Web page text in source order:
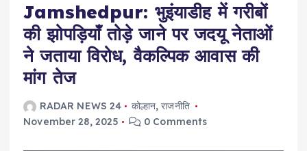
Jamshedpur: भुइंयाडीह में गरीबों
की झोपड़ियाँ तोड़े जाने पर जदयू नेताओं
ने जताया विरोध, वैकल्पिक आवास की
मांग तेज
RADAR NEWS 24 कोल्हान,राजनीति
November 28, 2025
0 Comments